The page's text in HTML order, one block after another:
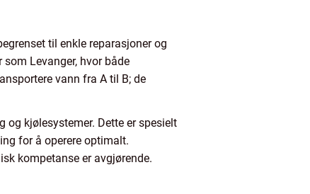
til enkle reparasjoner og
Levanger, hvor både
vann fra A til B; de
kjølesystemer. Dette er spesielt
for å operere optimalt.
kompetanse er avgjørende.